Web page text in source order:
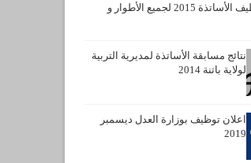
نتائج مسابقة توظيف الأساتذة 2015 لجميع الأطوار و
نتائج مسابقة الأساتذة لمديرية التربية
لولاية باتنة 2014
اعلان توظيف بوزارة العدل ديسمبر
2019